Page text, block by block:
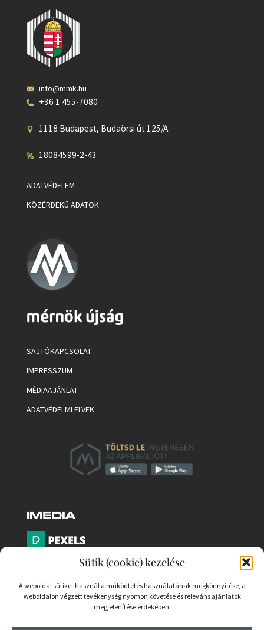
Sütik (cookie) kezelése
A weboldal sütiket használ a működtetés használatának megkönnyítése, a
weboldalon végzett tevékenység nyomon követése és releváns ajánlatok
megjelenítése érdekében.
info@mmk.hu
+36 1 455-7080
1118 Budapest, Budaörsi út 125/A.
18084599-2-43
ADATVÉDELEM
KÖZÉRDEKŰ ADATOK
SAJTÓKAPCSOLAT
IMPRESSZUM
MÉDIAAJÁNLAT
ADATVÉDELMI ELVEK
PARTNEREK